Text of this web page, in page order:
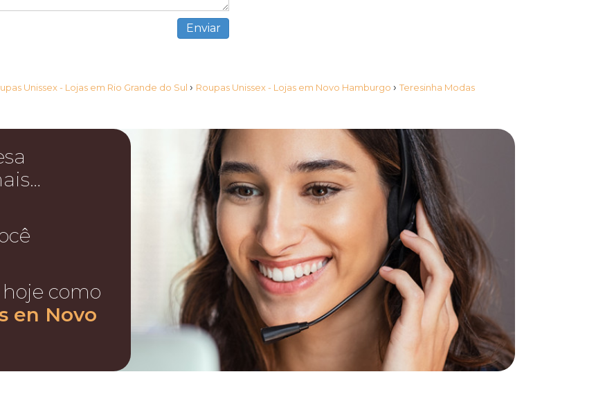
Unissex - Lojas em Rio Grande do Sul › Roupas Unissex - Lojas em Novo Hamburgo › Teresinha Modas
como
en Novo